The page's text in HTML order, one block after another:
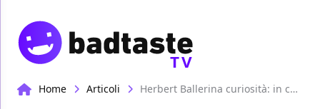
TV
Home Articoli Herbert Ballerina curiosità: in cosa è laureato il comico, spalla di De Martino